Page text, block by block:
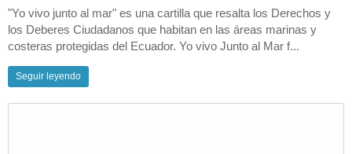
"Yo vivo junto al mar" es una cartilla que resalta los Derechos y
los Deberes Ciudadanos que habitan en las áreas marinas y
costeras protegidas del Ecuador. Yo vivo Junto al Mar f...
Seguir leyendo